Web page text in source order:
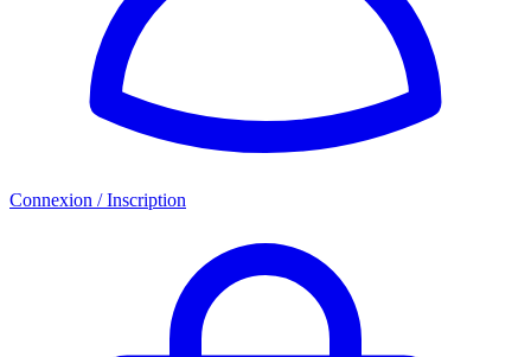
Connexion / Inscription